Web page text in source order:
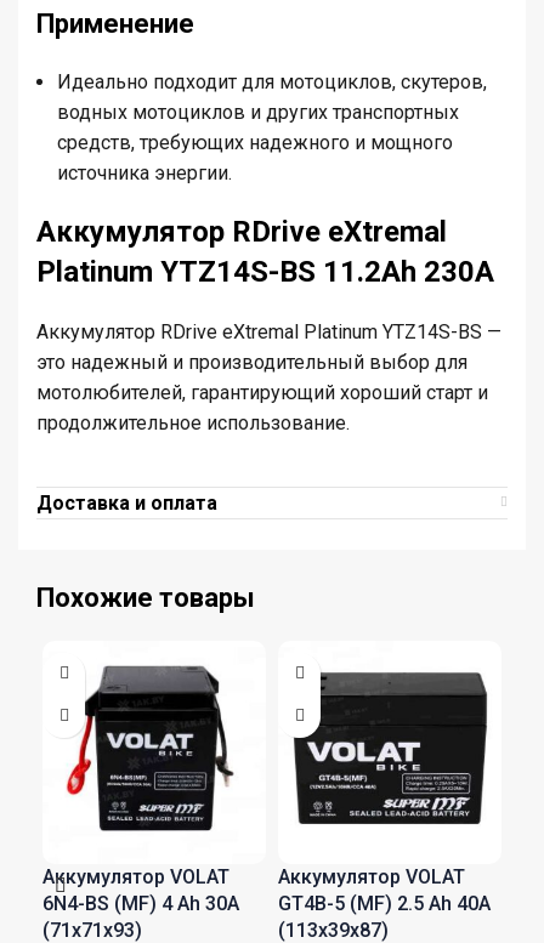
Применение
Идеально подходит для мотоциклов, скутеров,
водных мотоциклов и других транспортных
средств, требующих надежного и мощного
источника энергии.
Аккумулятор RDrive eXtremal
Platinum YTZ14S-BS 11.2Ah 230A
Аккумулятор RDrive eXtremal Platinum YTZ14S-BS —
это надежный и производительный выбор для
мотолюбителей, гарантирующий хороший старт и
продолжительное использование.
Доставка и оплата
Похожие товары
Аккумулятор VOLAT
6N4-BS (MF) 4 Ah 30A
(71x71x93)
Аккумулятор VOLAT
GT4B-5 (MF) 2.5 Ah 40A
(113x39x87)